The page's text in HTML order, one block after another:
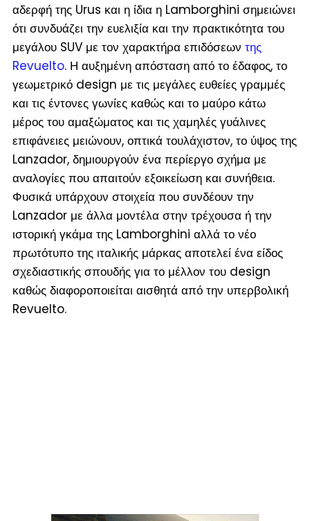
αδερφή της Urus και η ίδια η Lamborghini σημειώνει
ότι συνδυάζει την ευελιξία και την πρακτικότητα του
μεγάλου SUV με τον χαρακτήρα επιδόσεων της
Revuelto. Η αυξημένη απόσταση από το έδαφος, το
γεωμετρικό design με τις μεγάλες ευθείες γραμμές
και τις έντονες γωνίες καθώς και το μαύρο κάτω
μέρος του αμαξώματος και τις χαμηλές γυάλινες
επιφάνειες μειώνουν, οπτικά τουλάχιστον, το ύψος της
Lanzador, δημιουργούν ένα περίεργο σχήμα με
αναλογίες που απαιτούν εξοικείωση και συνήθεια.
Φυσικά υπάρχουν στοιχεία που συνδέουν την
Lanzador με άλλα μοντέλα στην τρέχουσα ή την
ιστορική γκάμα της Lamborghini αλλά το νέο
πρωτότυπο της ιταλικής μάρκας αποτελεί ένα είδος
σχεδιαστικής σπουδής για το μέλλον του design
καθώς διαφοροποιείται αισθητά από την υπερβολική
Revuelto.